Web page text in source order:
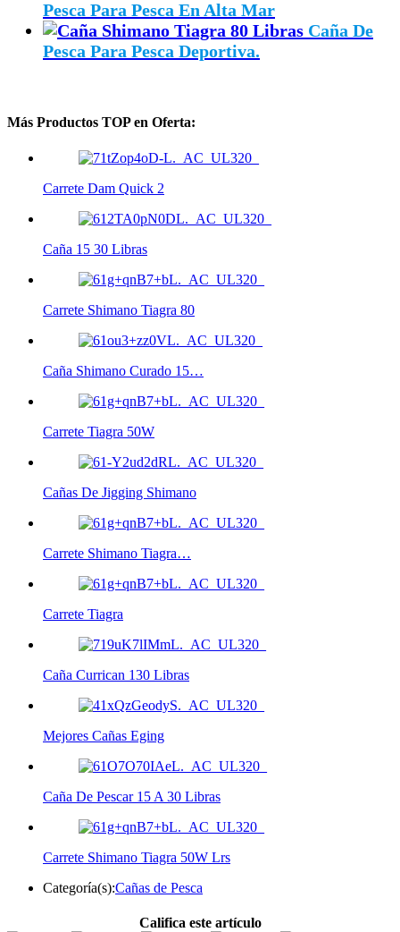
Pesca Para Pesca En Alta Mar
Caña De
Pesca Para Pesca Deportiva.
Más Productos TOP en Oferta:
Carrete Dam Quick 2
Caña 15 30 Libras
Carrete Shimano Tiagra 80
Caña Shimano Curado 15…
Carrete Tiagra 50W
Cañas De Jigging Shimano
Carrete Shimano Tiagra…
Carrete Tiagra
Caña Currican 130 Libras
Mejores Cañas Eging
Caña De Pescar 15 A 30 Libras
Carrete Shimano Tiagra 50W Lrs
Categoría(s):Cañas de Pesca
Califica este artículo